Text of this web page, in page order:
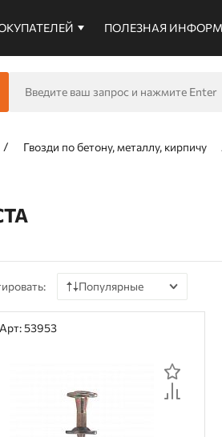
ПОЛЕЗНАЯ
Гвозди по бетону, металлу, кирпичу
Популярные
По цене
По отзывам
Арт: 53953